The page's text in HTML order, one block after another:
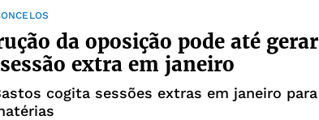
da oposição pode até gerar
extra em janeiro
cogita sessões extras em janeiro para